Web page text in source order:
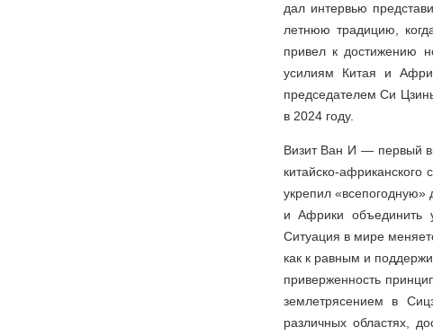
дал интервью
летнюю традицию,
привел к достижению
усилиям Китая и
председателем Си
в 2024 году.
Визит Ван И — первый
китайско-
укрепил
и Африки объединить
Ситуация в мире
как к равным и
приверженность
землетрясением в
различных областях,